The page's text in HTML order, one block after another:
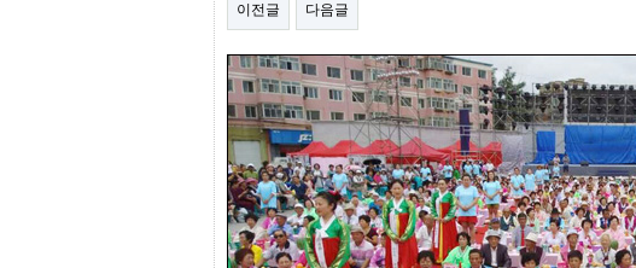
스
구
입
미
프
진
후
기
미
프
진
약
국
이전글 다음글